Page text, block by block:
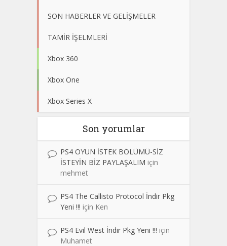
SON HABERLER VE GELİŞMELER
TAMİR İŞELMLERİ
Xbox 360
Xbox One
Xbox Series X
Son yorumlar
PS4 OYUN İSTEK BÖLÜMÜ-SİZ
İSTEYİN BİZ PAYLAŞALIM için
mehmet
PS4 The Callisto Protocol İndir Pkg
Yeni !!! için Ken
PS4 Evil West İndir Pkg Yeni !!! için
Muhamet